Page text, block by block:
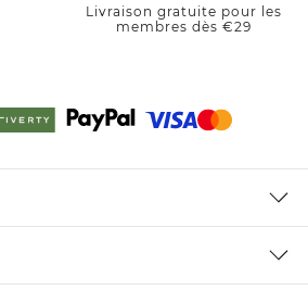
Livraison gratuite pour les
membres dès €29